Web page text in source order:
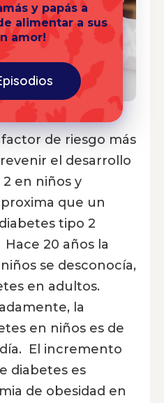
y papás a
alimentar a sus
amor!
de riesgo más
el desarrollo
en niños y
que un
tipo 2
20 años la
se desconocía,
en adultos.
la
en niños es de
El incremento
diabetes es
de obesidad en